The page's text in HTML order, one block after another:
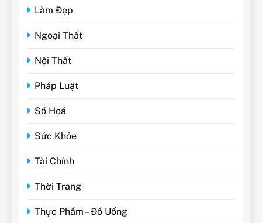
Làm Đẹp
Ngoại Thất
Nội Thất
Pháp Luật
Số Hoá
Sức Khỏe
Tài Chính
Thời Trang
Thực Phẩm – Đồ Uống